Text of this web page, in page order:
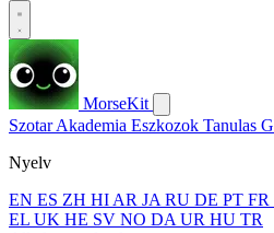
MorseKit
SzotarAkademia Eszkozok Tanulas
Nyelv
EN ES ZH HI AR JA RU DE PT FR
EL UK HE SV NO DA UR HU TR